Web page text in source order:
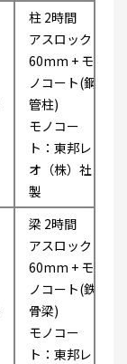
柱 2時間
アスロック
60mm + モ
ノコート(鋼
管柱)
モノコー
ト：東邦レ
オ（株）社
製
梁 2時間
アスロック
60mm + モ
ノコート(鉄
骨梁)
モノコー
ト：東邦レ